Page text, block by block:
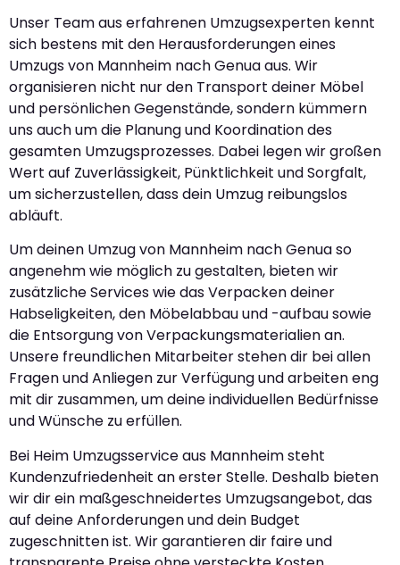
Unser Team aus erfahrenen Umzugsexperten kennt
sich bestens mit den Herausforderungen eines
Umzugs von Mannheim nach Genua aus. Wir
organisieren nicht nur den Transport deiner Möbel
und persönlichen Gegenstände, sondern kümmern
uns auch um die Planung und Koordination des
gesamten Umzugsprozesses. Dabei legen wir großen
Wert auf Zuverlässigkeit, Pünktlichkeit und Sorgfalt,
um sicherzustellen, dass dein Umzug reibungslos
abläuft.
Um deinen Umzug von Mannheim nach Genua so
angenehm wie möglich zu gestalten, bieten wir
zusätzliche Services wie das Verpacken deiner
Habseligkeiten, den Möbelabbau und -aufbau sowie
die Entsorgung von Verpackungsmaterialien an.
Unsere freundlichen Mitarbeiter stehen dir bei allen
Fragen und Anliegen zur Verfügung und arbeiten eng
mit dir zusammen, um deine individuellen Bedürfnisse
und Wünsche zu erfüllen.
Bei Heim Umzugsservice aus Mannheim steht
Kundenzufriedenheit an erster Stelle. Deshalb bieten
wir dir ein maßgeschneidertes Umzugsangebot, das
auf deine Anforderungen und dein Budget
zugeschnitten ist. Wir garantieren dir faire und